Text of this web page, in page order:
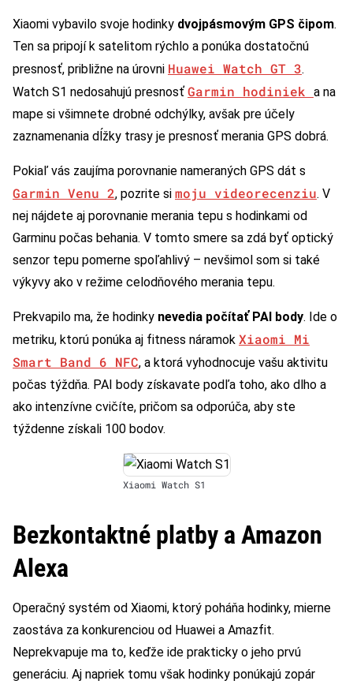
Xiaomi vybavilo svoje hodinky dvojpásmovým GPS čipom.
Ten sa pripojí k satelitom rýchlo a ponúka dostatočnú
presnosť, približne na úrovni Huawei Watch GT 3.
Watch S1 nedosahujú presnosť Garmin hodiniek a na
mape si všimnete drobné odchýlky, avšak pre účely
zaznamenania dĺžky trasy je presnosť merania GPS dobrá.
Pokiaľ vás zaujíma porovnanie nameraných GPS dát s
Garmin Venu 2, pozrite si moju videorecenziu. V
nej nájdete aj porovnanie merania tepu s hodinkami od
Garminu počas behania. V tomto smere sa zdá byť optický
senzor tepu pomerne spoľahlivý – nevšimol som si také
výkyvy ako v režime celodňového merania tepu.
Prekvapilo ma, že hodinky nevedia počítať PAI body. Ide o
metriku, ktorú ponúka aj fitness náramok Xiaomi Mi
Smart Band 6 NFC, a ktorá vyhodnocuje vašu aktivitu
počas týždňa. PAI body získavate podľa toho, ako dlho a
ako intenzívne cvičíte, pričom sa odporúča, aby ste
týždenne získali 100 bodov.
Xiaomi Watch S1
Bezkontaktné platby a Amazon
Alexa
Operačný systém od Xiaomi, ktorý poháňa hodinky, mierne
zaostáva za konkurenciou od Huawei a Amazfit.
Neprekvapuje ma to, keďže ide prakticky o jeho prvú
generáciu. Aj napriek tomu však hodinky ponúkajú zopár